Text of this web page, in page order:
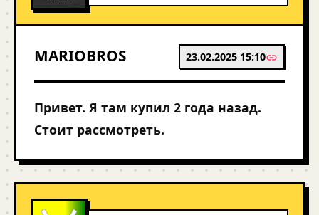
MARIOBROS 23.02.2025 15:10
Привет. Я там купил 2 года назад.
Стоит рассмотреть.